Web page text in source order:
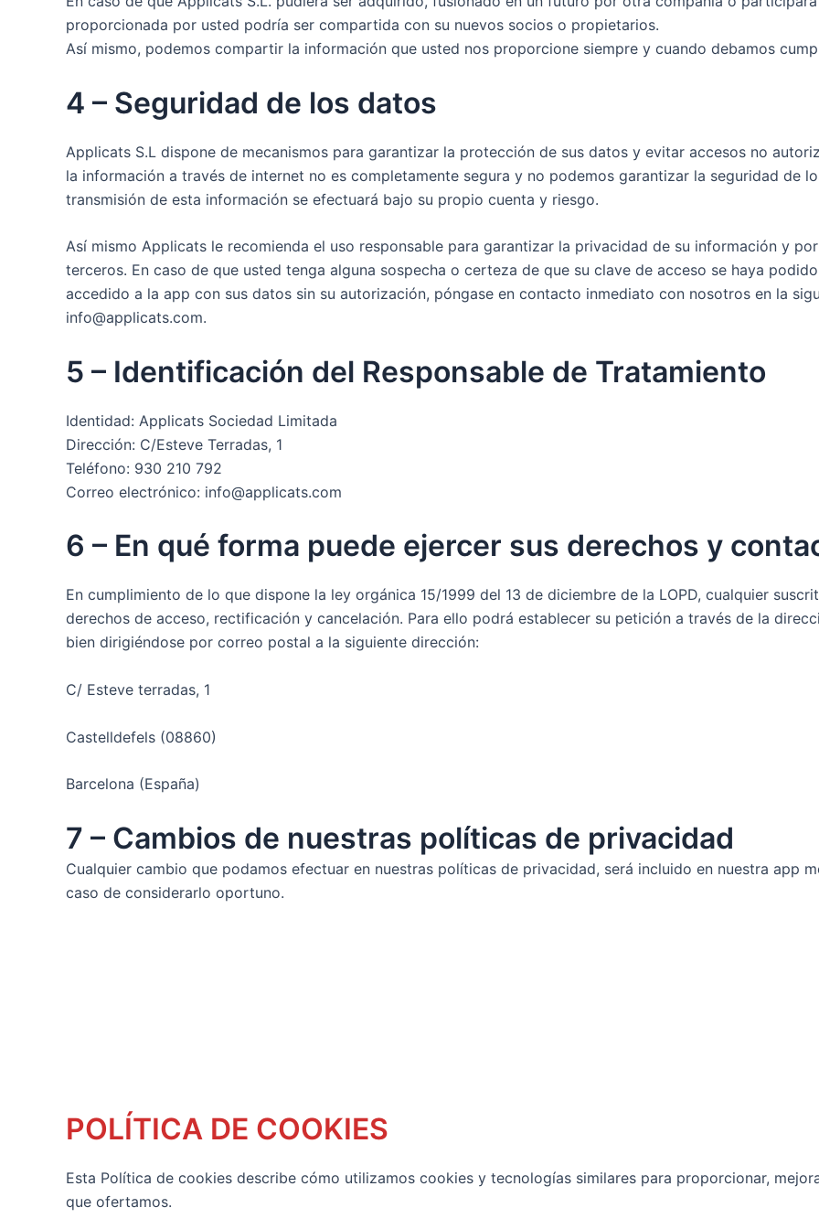
proporcionada por usted podría ser compartida con su nuevos socios o propietarios.
Así mismo, podemos compartir la información que usted nos proporcione siempre y cuando debamos
4 – Seguridad de los datos
Applicats S.L dispone de mecanismos para garantizar la protección de sus datos y evitar accesos no
la información a través de internet no es completamente segura y no podemos garantizar la seguridad de
transmisión de esta información se efectuará bajo su propio cuenta y riesgo.
Así mismo Applicats le recomienda el uso responsable para garantizar la privacidad de su información y
terceros. En caso de que usted tenga alguna sospecha o certeza de que su clave de acceso se haya
accedido a la app con sus datos sin su autorización, póngase en contacto inmediato con nosotros en la
info@applicats.com.
5 – Identificación del Responsable de Tratamiento
Identidad: Applicats Sociedad Limitada
Dirección: C/Esteve Terradas, 1
Teléfono: 930 210 792
Correo electrónico: info@applicats.com
6 – En qué forma puede ejercer sus derechos y
En cumplimiento de lo que dispone la ley orgánica 15/1999 del 13 de diciembre de la LOPD, cualquier
derechos de acceso, rectificación y cancelación. Para ello podrá establecer su petición a través de la
bien dirigiéndose por correo postal a la siguiente dirección:
C/ Esteve terradas, 1
Castelldefels (08860)
Barcelona (España)
7 – Cambios de nuestras políticas de privacidad
Cualquier cambio que podamos efectuar en nuestras políticas de privacidad, será incluido en nuestra app
caso de considerarlo oportuno.
POLÍTICA DE COOKIES
Esta Política de cookies describe cómo utilizamos cookies y tecnologías similares para proporcionar,
que ofertamos.